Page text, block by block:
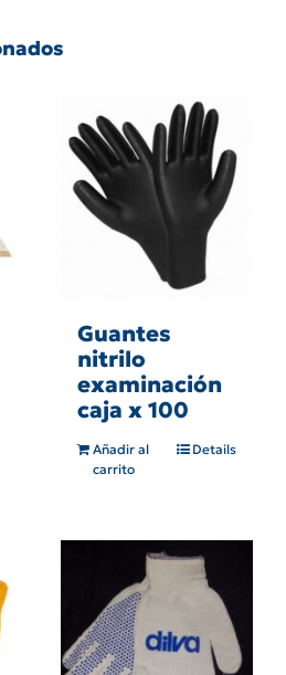
Guantes
nitrilo
examinación
caja x 100
Añadir al
carrito
Details